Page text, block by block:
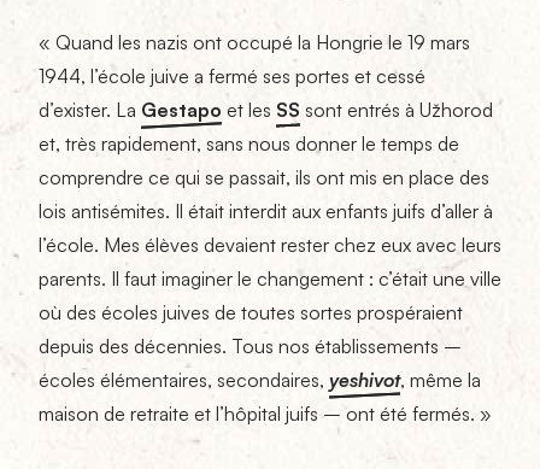
« Quand les nazis ont occupé la Hongrie le 19 mars
1944, l’école juive a fermé ses portes et cessé
d’exister. La Gestapo et les SS sont entrés à Užhorod
et, très rapidement, sans nous donner le temps de
comprendre ce qui se passait, ils ont mis en place des
lois antisémites. Il était interdit aux enfants juifs d’aller à
l’école. Mes élèves devaient rester chez eux avec leurs
parents. Il faut imaginer le changement : c’était une ville
où des écoles juives de toutes sortes prospéraient
depuis des décennies. Tous nos établissements –
écoles élémentaires, secondaires, yeshivot, même la
maison de retraite et l’hôpital juifs – ont été fermés. »